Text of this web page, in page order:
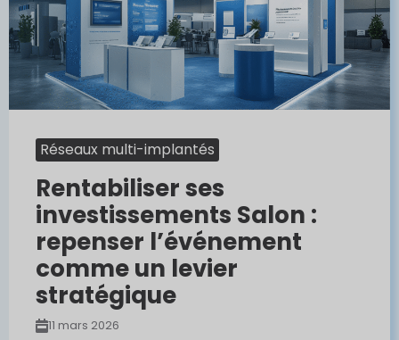
Réseaux multi-implantés
Rentabiliser ses
investissements Salon :
repenser l’événement
comme un levier
stratégique
11 mars 2026